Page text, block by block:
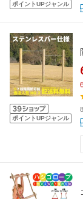
ポイントUPジャンル
ポイントUPジャンル